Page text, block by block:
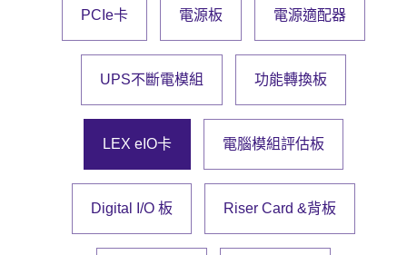
PCIe卡 電源板 電源適配器
UPS不斷電模組 功能轉換板
LEX eIO卡 電腦模組評估板
Digital I/O 板 Riser Card &背板